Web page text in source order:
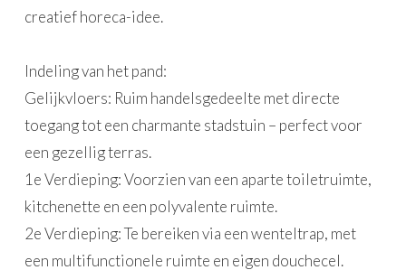
creatief horeca-idee.
Indeling van het pand:
Gelijkvloers: Ruim handelsgedeelte met directe
toegang tot een charmante stadstuin – perfect voor
een gezellig terras.
1e Verdieping: Voorzien van een aparte toiletruimte,
kitchenette en een polyvalente ruimte.
2e Verdieping: Te bereiken via een wenteltrap, met
een multifunctionele ruimte en eigen douchecel.